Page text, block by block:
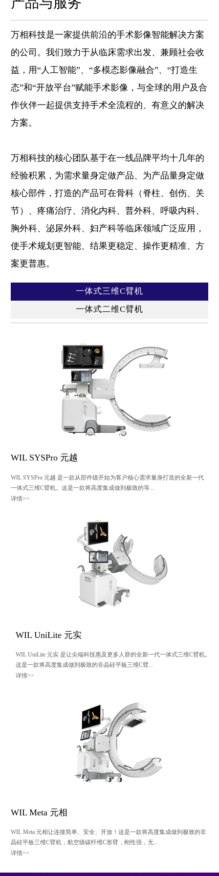
产品与服务
万相科技是一家提供前沿的手术影像智能解决方案
的公司。我们致力于从临床需求出发、兼顾社会收
益，用“人工智能”、“多模态影像融合”、“打造生
态”和“开放平台”赋能手术影像，与全球的用户及合
作伙伴一起提供支持手术全流程的、有意义的解决
方案。
万相科技的核心团队基于在一线品牌平均十几年的
经验积累，为需求量身定做产品、为产品量身定做
核心部件，打造的产品可在骨科（脊柱、创伤、关
节）、疼痛治疗、消化内科、普外科、呼吸内科、
胸外科、泌尿外科、妇产科等临床领域广泛应用，
使手术规划更智能、结果更稳定、操作更精准、方
案更普惠。
一体式三维C臂机
一体式二维C臂机
WIL SYSPro 元越
WIL SYSPro 元越 是一款从部件级开始为客户核心需求量身打造的全新一代
一体式三维C臂机。这是一款将高度集成做到极致的等...
详情>>
WIL UniLite 元实
WIL UniLite 元实 是让尖端科技惠及更多人群的全新一代一体式三维C臂机。
这是一款将高度集成做到极致的非晶硅平板三维C臂...
详情>>
WIL Meta 元相
WIL Meta 元相让连接简单、安全、开放！这是一款将高度集成做到极致的非
晶硅平板三维C臂机，航空级碳纤维C形臂，刚性强，无...
详情>>